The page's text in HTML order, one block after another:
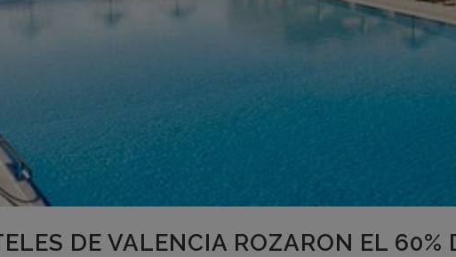
DE VALENCIA ROZARON EL 60%